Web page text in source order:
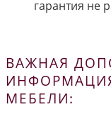
гарантия не
ВАЖНАЯ
МЕБЕЛИ: